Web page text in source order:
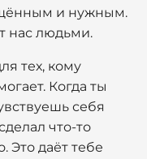
и нужным.
нас людьми.
тех, кому
Когда ты
себя
что-то
Это даёт тебе